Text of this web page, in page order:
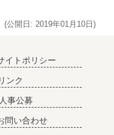
(公開日: 2019年01月10日)
イトポリシー
リンク
人事公募
問い合わせ